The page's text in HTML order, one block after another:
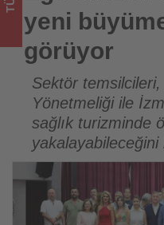
sizler
için
turizmde
olup
bitenleri
takip
ediyor!
yeni
görüyor
Sektör
Yönetmeliği ile
sağlık turizminde
yakalayabileceğini